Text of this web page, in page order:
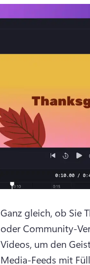
Ganz gleich, ob Sie
oder Community-
Videos, um den
Media-Feeds mit